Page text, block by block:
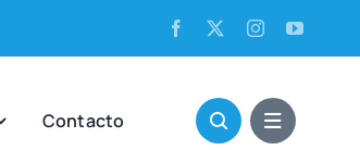
Con­tac­to